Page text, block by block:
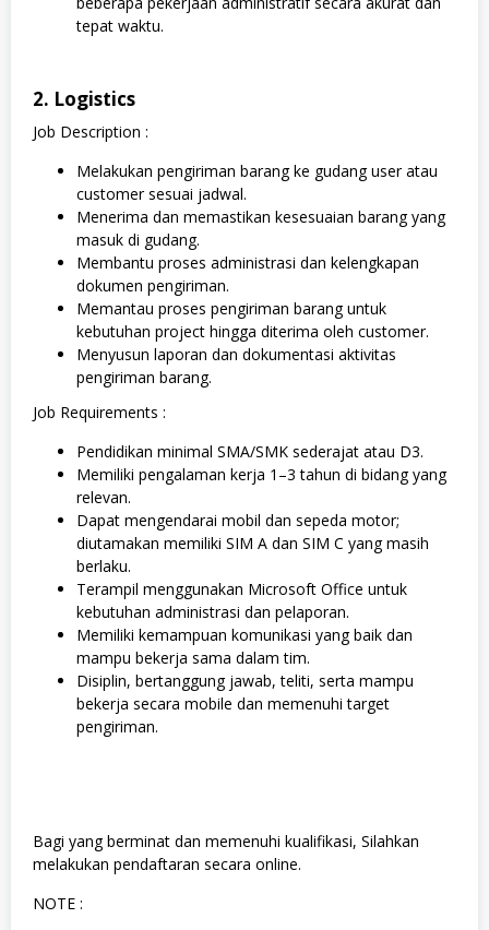
tepat waktu.
2. Logistics
Job Description :
Melakukan pengiriman barang ke gudang user atau
customer sesuai jadwal.
Menerima dan memastikan kesesuaian barang yang
masuk di gudang.
Membantu proses administrasi dan kelengkapan
dokumen pengiriman.
Memantau proses pengiriman barang untuk
kebutuhan project hingga diterima oleh customer.
Menyusun laporan dan dokumentasi aktivitas
pengiriman barang.
Job Requirements :
Pendidikan minimal SMA/SMK sederajat atau D3.
Memiliki pengalaman kerja 1–3 tahun di bidang yang
relevan.
Dapat mengendarai mobil dan sepeda motor;
diutamakan memiliki SIM A dan SIM C yang masih
berlaku.
Terampil menggunakan Microsoft Office untuk
kebutuhan administrasi dan pelaporan.
Memiliki kemampuan komunikasi yang baik dan
mampu bekerja sama dalam tim.
Disiplin, bertanggung jawab, teliti, serta mampu
bekerja secara mobile dan memenuhi target
pengiriman.
Bagi yang berminat dan memenuhi kualifikasi, Silahkan
melakukan pendaftaran secara online.
NOTE :